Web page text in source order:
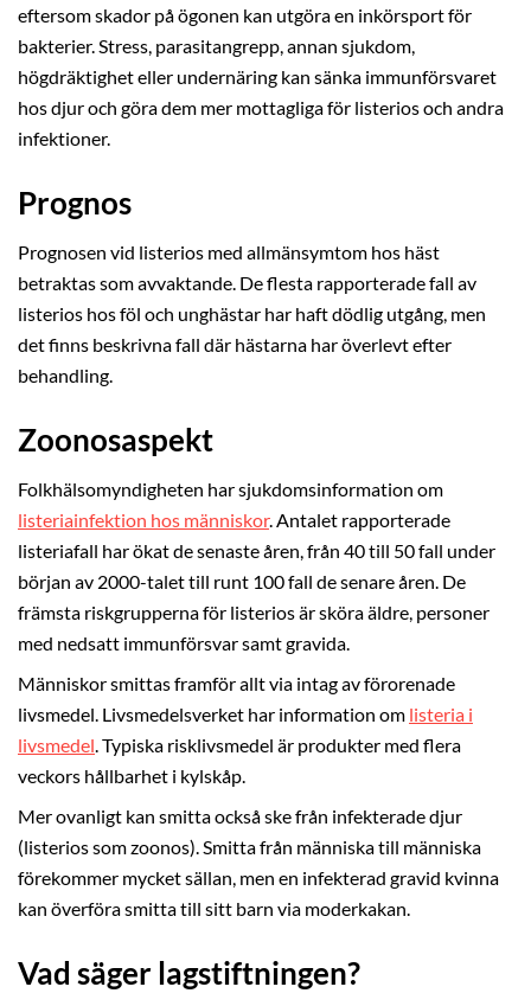
eftersom skador på ögonen kan utgöra en inkörsport för
bakterier. Stress, parasitangrepp, annan sjukdom,
högdräktighet eller undernäring kan sänka immunförsvaret
hos djur och göra dem mer mottagliga för listerios och andra
infektioner.
Prognos
Prognosen vid listerios med allmänsymtom hos häst
betraktas som avvaktande. De flesta rapporterade fall av
listerios hos föl och unghästar har haft dödlig utgång, men
det finns beskrivna fall där hästarna har överlevt efter
behandling.
Zoonosaspekt
Folkhälsomyndigheten har sjukdomsinformation om
listeriainfektion hos människor. Antalet rapporterade
listeriafall har ökat de senaste åren, från 40 till 50 fall under
början av 2000-talet till runt 100 fall de senare åren. De
främsta riskgrupperna för listerios är sköra äldre, personer
med nedsatt immunförsvar samt gravida.
Människor smittas framför allt via intag av förorenade
livsmedel. Livsmedelsverket har information om listeria i
livsmedel. Typiska risklivsmedel är produkter med flera
veckors hållbarhet i kylskåp.
Mer ovanligt kan smitta också ske från infekterade djur
(listerios som zoonos). Smitta från människa till människa
förekommer mycket sällan, men en infekterad gravid kvinna
kan överföra smitta till sitt barn via moderkakan.
Vad säger lagstiftningen?